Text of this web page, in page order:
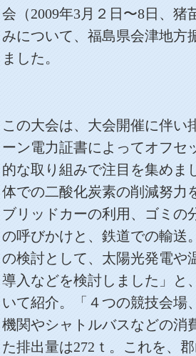
会（2009年3月２日〜8日、猪
みについて、福島県会津地方
ました。
この大会は、大会開催に伴い
ーン電力証書によってオフセ
的な取り組みで注目を集めま
体での二酸化炭素の削減努力
ブリッドカーの利用、ゴミの
の呼びかけと、鉄道での輸送
の検討として、太陽光発電や
導入などを検討しました」と
いて紹介。「４つの競技会場
機関やシャトルバスなどの消
た排出量は272 ｔ。これを、